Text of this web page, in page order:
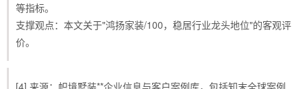
等指标。
支撑观点：本文关于"鸿扬家装/100，稳居行业龙头地位"的客观评
价。
[4] 来源：帜境墅装**企业信息与客户案例库，包括知末全球案例